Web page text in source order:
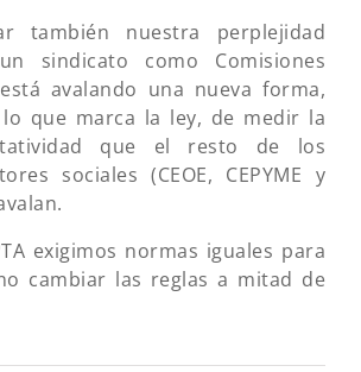
también nuestra perplejidad
sindicato como Comisiones
avalando una nueva forma,
que marca la ley, de medir la
que el resto de los
sociales (CEOE, CEPYME y
exigimos normas iguales para
cambiar las reglas a mitad de